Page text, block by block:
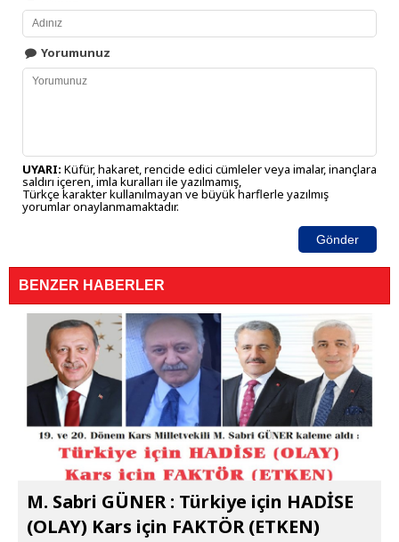
Yorumunuz
UYARI: Küfür, hakaret, rencide edici cümleler veya imalar, inançlara
saldırı içeren, imla kuralları ile yazılmamış,
Türkçe karakter kullanılmayan ve büyük harflerle yazılmış
yorumlar onaylanmamaktadır.
Gönder
BENZER HABERLER
M. Sabri GÜNER : Türkiye için HADİSE
(OLAY) Kars için FAKTÖR (ETKEN)